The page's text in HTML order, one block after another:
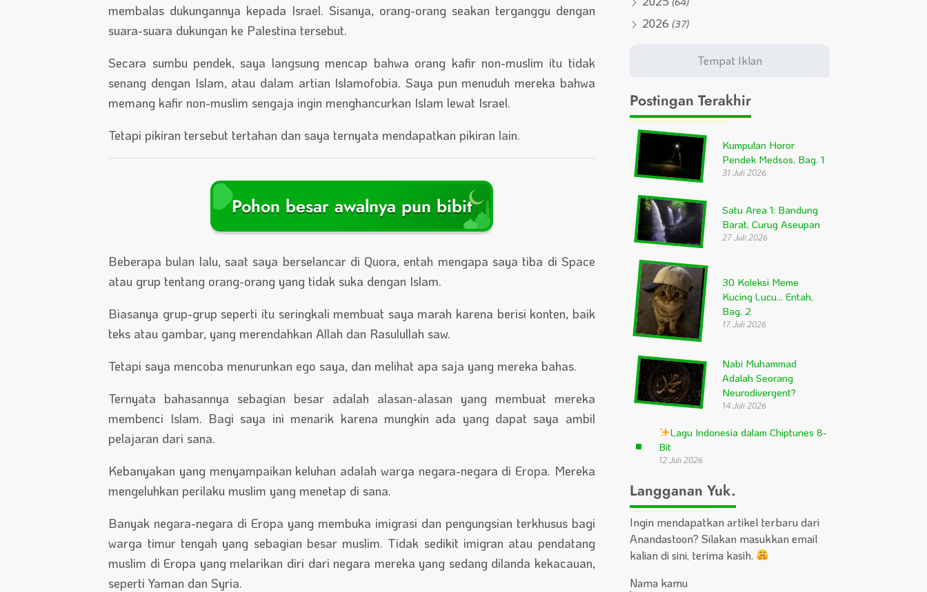
membalas dukungannya kepada Israel. Sisanya, orang-orang seakan terganggu dengan
suara-suara dukungan ke Palestina tersebut.
Secara sumbu pendek, saya langsung mencap bahwa orang kafir non-muslim itu tidak
senang dengan Islam, atau dalam artian Islamofobia. Saya pun menuduh mereka bahwa
memang kafir non-muslim sengaja ingin menghancurkan Islam lewat Israel.
Tetapi pikiran tersebut tertahan dan saya ternyata mendapatkan pikiran lain.
Pohon besar awalnya pun bibit
Beberapa bulan lalu, saat saya berselancar di Quora, entah mengapa saya tiba di Space
atau grup tentang orang-orang yang tidak suka dengan Islam.
Biasanya grup-grup seperti itu seringkali membuat saya marah karena berisi konten, baik
teks atau gambar, yang merendahkan Allah dan Rasulullah saw.
Tetapi saya mencoba menurunkan ego saya, dan melihat apa saja yang mereka bahas.
Ternyata bahasannya sebagian besar adalah alasan-alasan yang membuat mereka
membenci Islam. Bagi saya ini menarik karena mungkin ada yang dapat saya ambil
pelajaran dari sana.
Kebanyakan yang menyampaikan keluhan adalah warga negara-negara di Eropa. Mereka
mengeluhkan perilaku muslim yang menetap di sana.
Banyak negara-negara di Eropa yang membuka imigrasi dan pengungsian terkhusus bagi
warga timur tengah yang sebagian besar muslim. Tidak sedikit imigran atau pendatang
muslim di Eropa yang melarikan diri dari negara mereka yang sedang dilanda kekacauan,
seperti Yaman dan Syria.
2026 (37)
Postingan Terakhir
Kumpulan Horor
Pendek Medsos, Bag. 1
31 Juli 2026
Satu Area 1: Bandung
Barat, Curug Aseupan
27 Juli 2026
30 Koleksi Meme
Kucing Lucu… Entah,
Bag. 2
17 Juli 2026
Nabi Muhammad
Adalah Seorang
Neurodivergent?
14 Juli 2026
Lagu Indonesia dalam Chiptunes 8-
Bit
12 Juli 2026
Langganan Yuk.
Ingin mendapatkan artikel terbaru dari
Anandastoon? Silakan masukkan email
kalian di sini, terima kasih.
Nama kamu